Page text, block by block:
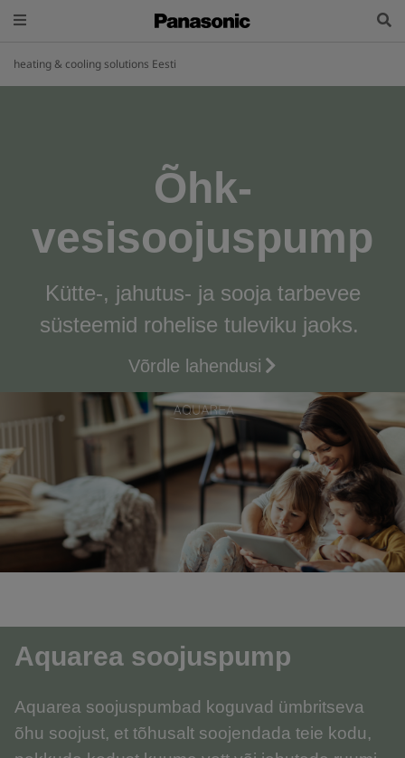
heating & cooling solutions Eesti
Õhk-
vesisoojuspump
Kütte-, jahutus- ja sooja tarbevee
süsteemid rohelise tuleviku jaoks.
Võrdle lahendusi
Aquarea soojuspump
Aquarea soojuspumbad koguvad ümbritseva
õhu soojust, et tõhusalt soojendada teie kodu,